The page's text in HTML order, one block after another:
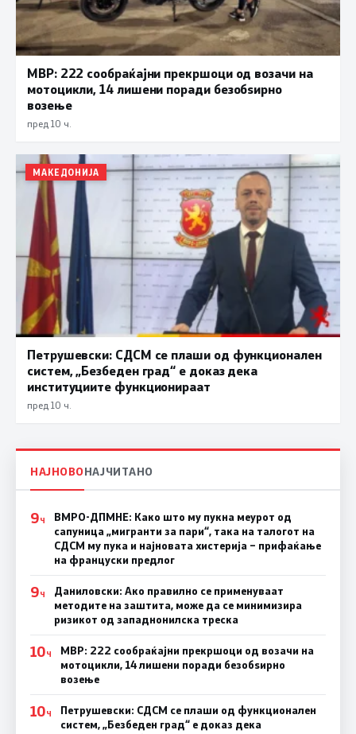
МВР: 222 сообраќајни прекршоци од возачи на
мотоцикли, 14 лишени поради безобѕирно
возење
пред 10 ч.
МАКЕДОНИЈА
Петрушевски: СДСМ се плаши од функционален
систем, „Безбеден град“ е доказ дека
институциите функционираат
пред 10 ч.
НАЈНОВОНАЈЧИТАНО
9Ч
ВМРО-ДПМНЕ: Како што му пукна меурот од
сапуница „мигранти за пари“, така на талогот на
СДСМ му пука и најновата хистерија – прифаќање
на француски предлог
9Ч
Даниловски: Ако правилно се применуваат
методите на заштита, може да се минимизира
ризикот од западнонилска треска
10Ч
МВР: 222 сообраќајни прекршоци од возачи на
мотоцикли, 14 лишени поради безобѕирно
возење
10Ч
Петрушевски: СДСМ се плаши од функционален
систем, „Безбеден град“ е доказ дека